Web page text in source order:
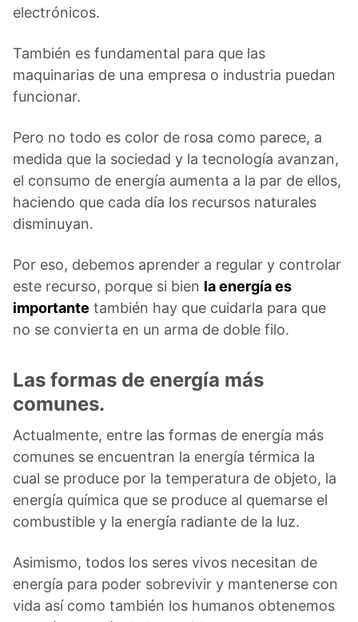
electrónicos.
También es fundamental para que las
maquinarias de una empresa o industria puedan
funcionar.
Pero no todo es color de rosa como parece, a
medida que la sociedad y la tecnología avanzan,
el consumo de energía aumenta a la par de ellos,
haciendo que cada día los recursos naturales
disminuyan.
Por eso, debemos aprender a regular y controlar
este recurso, porque si bien la energía es
importante también hay que cuidarla para que
no se convierta en un arma de doble filo.
Las formas de energía más
comunes.
Actualmente, entre las formas de energía más
comunes se encuentran la energía térmica la
cual se produce por la temperatura de objeto, la
energía química que se produce al quemarse el
combustible y la energía radiante de la luz.
Asimismo, todos los seres vivos necesitan de
energía para poder sobrevivir y mantenerse con
vida así como también los humanos obtenemos